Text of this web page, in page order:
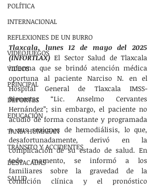
POLÍTICA
INTERNACIONAL
REFLEXIONES DE UN BURRO
VIDEOJUEGOS
VIDEOS
PRINCIPAL
DEPORTES
EDUCACIÓN
TANIA HUMARAN
TRÁNSITO Y ACCIDENTES
DESTACADAS
SALUD
Tlaxcala, lunes 12 de mayo del 2025
(INFORTLAX) El Sector Salud de Tlaxcala
informa que se brindó atención médica
oportuna al paciente Narciso N. en el
Hospital General de Tlaxcala IMSS-
Bienestar “Lic. Anselmo Cervantes
Hernández”; sin embargo, el paciente no
acudió de forma constante y programada
a sus sesiones de hemodiálisis, lo que,
desafortunadamente, derivó en la
complicación de su estado de salud. En
todo momento, se informó a los
familiares sobre la gravedad de la
condición clínica y el pronóstico